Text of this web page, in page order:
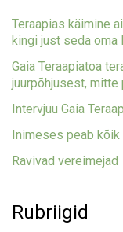
Teraapias käimine
kingi just seda oma
Gaia Teraapiatoa
juurpõhjusest,
Intervjuu Gaia
Inimeses peab kõik
Ravivad vereimejad
Rubriigid